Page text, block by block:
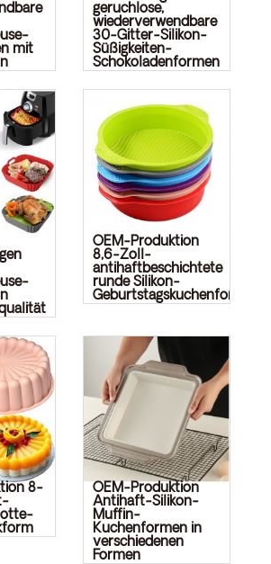
mit
geruchlose,
wiederverwendbare
30-Gitter-Silikon-
Süßigkeiten-
Schokoladenformen
OEM-Produktion
8,6-Zoll-
antihaftbeschichtete
runde Silikon-
Geburtstagskuchenform
8-
OEM-Produktion
Antihaft-Silikon-
Muffin-
Kuchenformen in
verschiedenen
Formen